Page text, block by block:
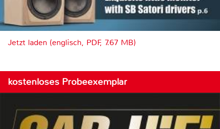
Jetzt laden (englisch, PDF, 7.67 MB)
kostenloses Probeexemplar